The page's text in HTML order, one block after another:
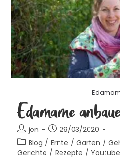
Edamame
jen
29/03/2020
Blog / Ernte / Garten /
Gerichte / Rezepte /